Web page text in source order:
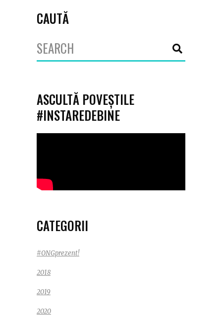
CAUTĂ
Search
for:
ASCULTĂ POVEȘTILE
#INSTAREDEBINE
CATEGORII
#ONGprezent!
2018
2019
2020